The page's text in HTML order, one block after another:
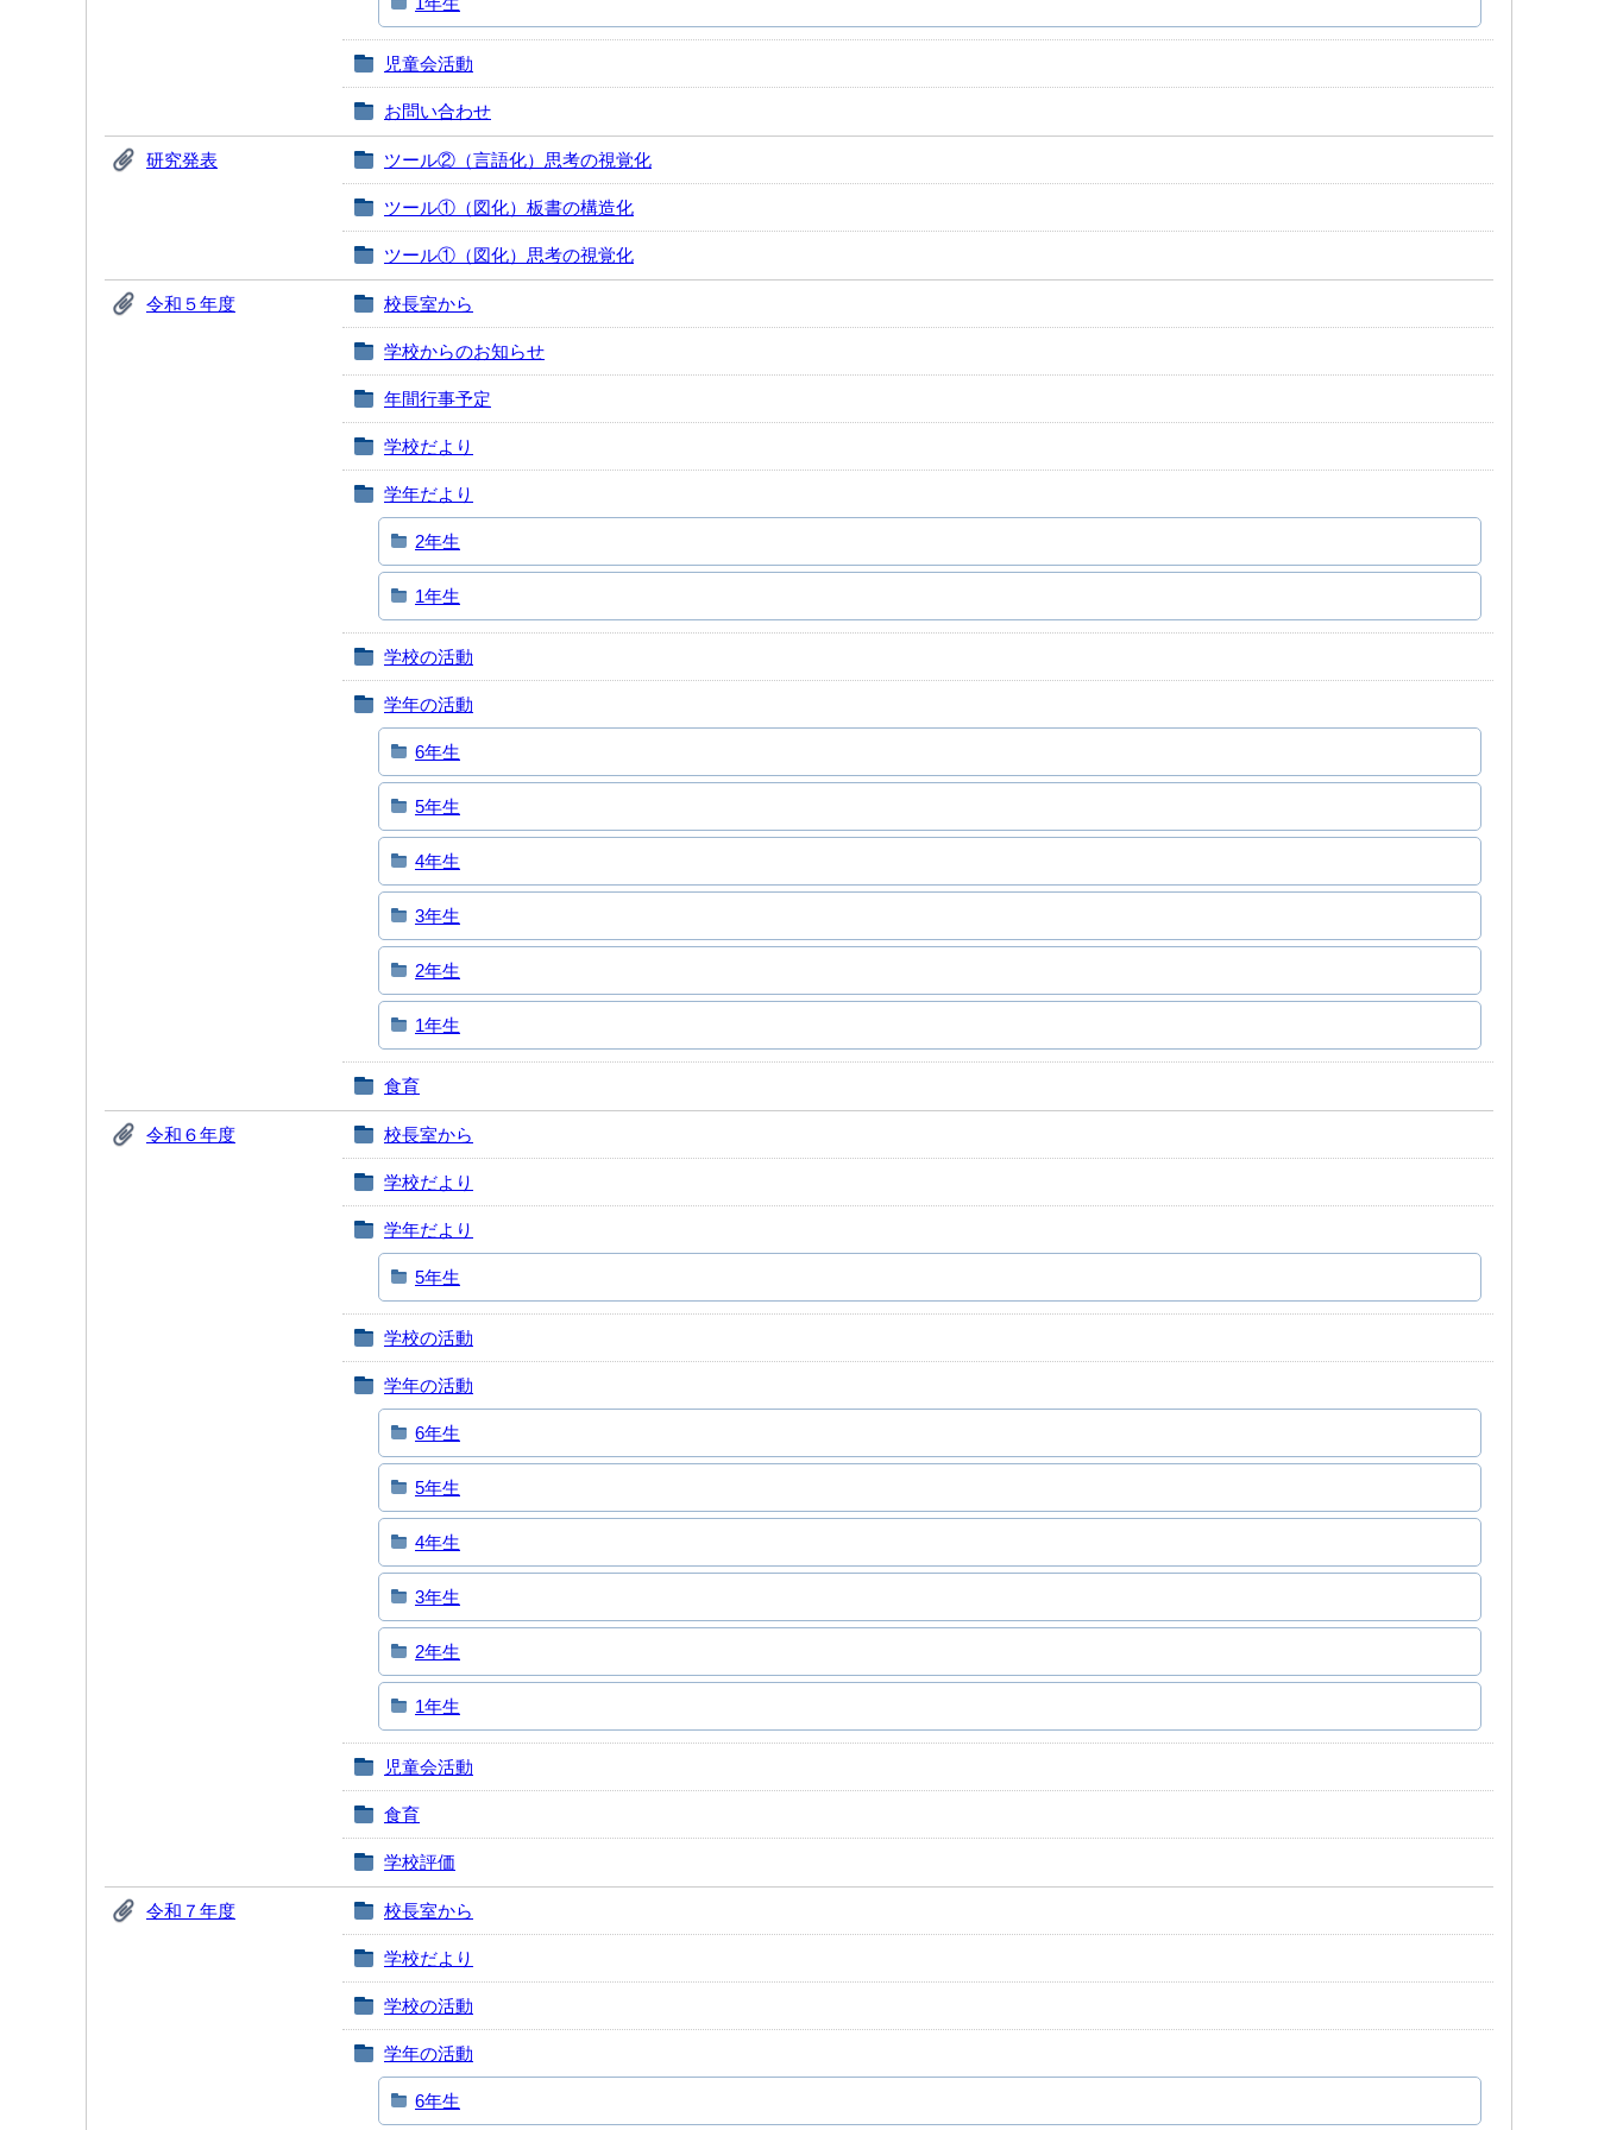
児童会活動
お問い合わせ
研究発表 ツール②（言語化）思考の視覚化
ツール①（図化）板書の構造化
ツール①（図化）思考の視覚化
令和５年度 校長室から
学校からのお知らせ
年間行事予定
学校だより
学年だより
2年生
1年生
学校の活動
学年の活動
6年生
5年生
4年生
3年生
2年生
1年生
食育
令和６年度 校長室から
学校だより
学年だより
5年生
学校の活動
学年の活動
6年生
5年生
4年生
3年生
2年生
1年生
児童会活動
食育
学校評価
令和７年度 校長室から
学校だより
学校の活動
学年の活動
6年生